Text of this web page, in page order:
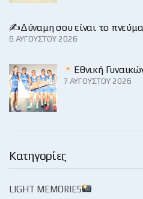
✍️Δύναμη σου είναι το
8 ΑΥΓΟΎΣΤΟΥ 2026
Εθνική
7 ΑΥΓΟΎΣΤΟΥ 2026
Κατηγορίες
LIGHT MEMORIES